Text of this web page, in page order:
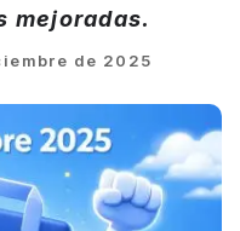
mejoradas.
de 2025